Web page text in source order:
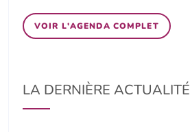
VOIR L'AGENDA COMPLET
LA DERNIÈRE ACTUALITÉ